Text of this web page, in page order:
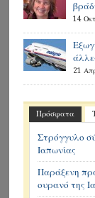
14
21
Πρόσφατα
Στρόγγυλο
Ιαπωνίας
Παράξενη
ουρανό της